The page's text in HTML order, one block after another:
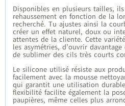
Disponibles en plusieurs tailles,
rehaussement en fonction de la
recherché. Tu ajustes ainsi la
créer un effet naturel, doux ou
attentes de la cliente. Cette
les asymétries, d’ouvrir
de sublimer des cils très courts
Le silicone utilisé résiste aux
facilement avec la mousse
qui garantit une utilisation
flexibilité facilite également la
paupières, même celles plus